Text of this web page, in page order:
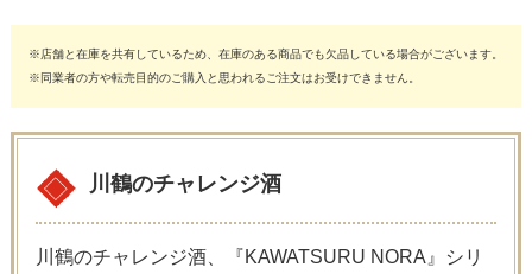
※店舗と在庫を共有しているため、在庫のある商品でも欠品している場合がございます。
※同業者の方や転売目的のご購入と思われるご注文はお受けできません。
川鶴のチャレンジ酒
川鶴のチャレンジ酒、『KAWATSURU NORA』シリ